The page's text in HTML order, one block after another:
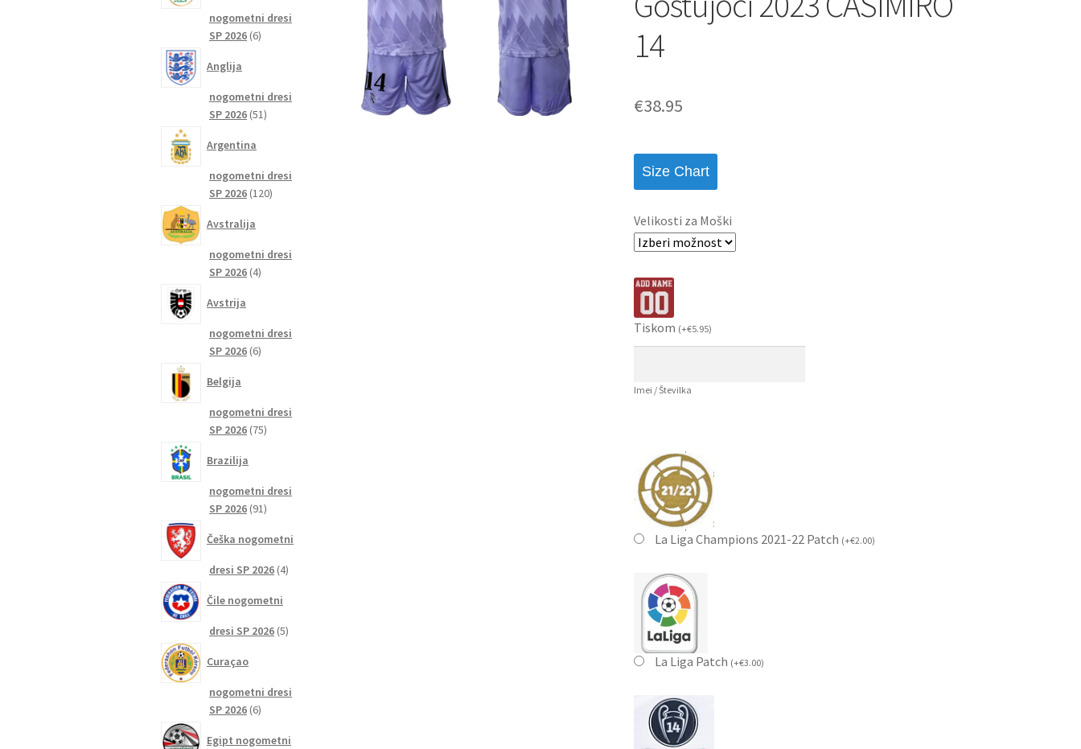
14
€38.95
Size Chart
Velikosti za Moški
Tiskom (+€5.95)
Imei / Številka
La Liga Champions 2021-22 Patch (+€2.00)
La Liga Patch (+€3.00)
nogometni dresi
SP 2026 66
Anglija
nogometni dresi
SP 2026 5151
Argentina
nogometni dresi
SP 2026 120120
Avstralija
nogometni dresi
SP 2026 44
Avstrija
nogometni dresi
SP 2026 66
Belgija
nogometni dresi
SP 2026 7575
Brazilija
nogometni dresi
SP 2026 9191
Češka nogometni
dresi SP 2026 44
Čile nogometni
dresi SP 2026 55
Curaçao
nogometni dresi
SP 2026 66
Egipt nogometni